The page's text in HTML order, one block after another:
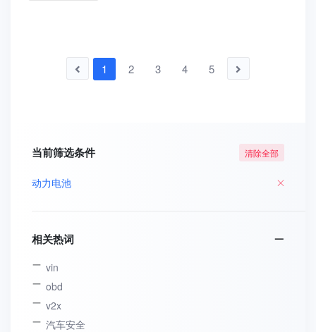
1 2 3 4 5
当前筛选条件 清除全部
动力电池
相关热词
vin
obd
v2x
汽车安全